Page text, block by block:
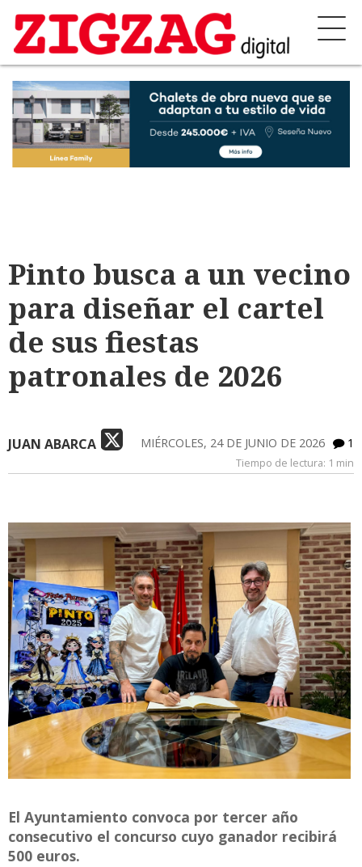
Pinto busca a un vecino
para diseñar el cartel
de sus fiestas
patronales de 2026
JUAN ABARCA 1
MIÉRCOLES, 24 DE JUNIO DE 2026
Tiempo de lectura: 1 min
El Ayuntamiento convoca por tercer año
consecutivo el concurso cuyo ganador recibirá
500 euros.